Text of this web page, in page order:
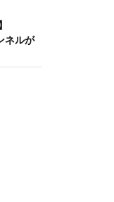
ネルが